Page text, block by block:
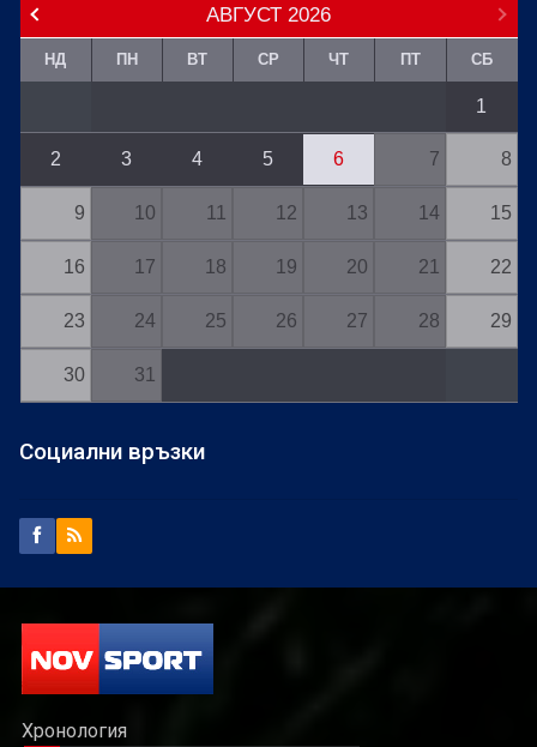
АВГУСТ 2026
НД ПН ВТ СР ЧТ ПТ СБ
1
2 3 4 5 6 7 8
9 10 11 12 13 14 15
16 17 18 19 20 21 22
23 24 25 26 27 28 29
30 31
Социални връзки
Хронология